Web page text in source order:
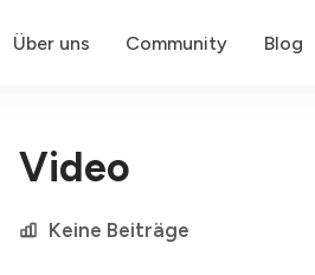
Über uns Community Blog
Video
Keine Beiträge